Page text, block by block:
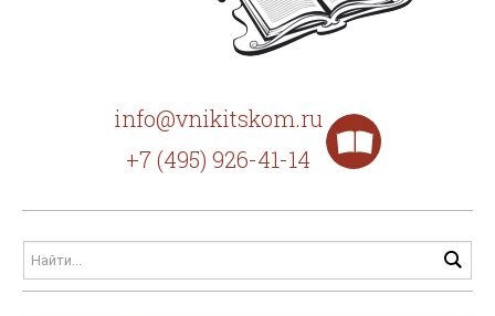
info@vnikitskom.ru
+7 (495) 926-41-14